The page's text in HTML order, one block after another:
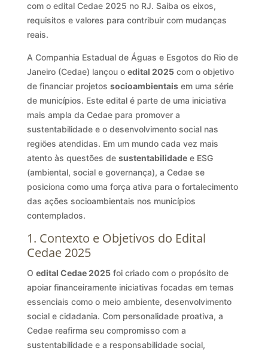
com o edital Cedae 2025 no RJ. Saiba os eixos,
requisitos e valores para contribuir com mudanças
reais.
A Companhia Estadual de Águas e Esgotos do Rio de
Janeiro (Cedae) lançou o edital 2025com o objetivo
de financiar projetos socioambientaisem uma série
de municípios. Este edital é parte de uma iniciativa
mais ampla da Cedae para promover a
sustentabilidade e o desenvolvimento social nas
regiões atendidas. Em um mundo cada vez mais
atento às questões de sustentabilidadee ESG
(ambiental, social e governança), a Cedae se
posiciona como uma força ativa para o fortalecimento
das ações socioambientais nos municípios
contemplados.
1. Contexto e Objetivos do Edital
Cedae 2025
O edital Cedae 2025foi criado com o propósito de
apoiar financeiramente iniciativas focadas em temas
essenciais como o meio ambiente, desenvolvimento
social e cidadania. Com personalidade proativa, a
Cedae reafirma seu compromisso com a
sustentabilidade e a responsabilidade social,